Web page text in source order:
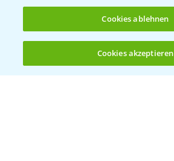
(noch 4)
Hilfe in Notfällen
+49 (0)214/30-20220
Cookies ablehnen
Cookies akzeptieren